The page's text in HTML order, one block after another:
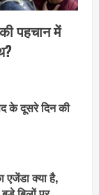
पहचान में
के दूसरे दिन की
क्या है,